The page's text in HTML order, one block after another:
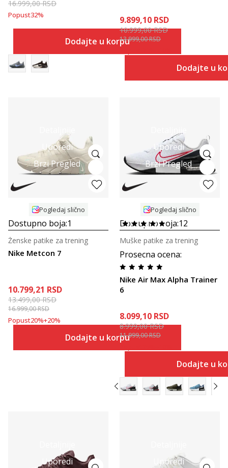
16.999,00RSD
Popust32%
Dodajte u korpu
9.899,10 RSD
10.999,00RSD
13.999,00RSD
Dodajte u
Uporedi
Brzi Pregled
Pogledaj slično
Dostupno boja:1
Nike Metcon 7
Ženske patike za trening
10.799,21 RSD
13.499,00RSD
16.999,00RSD
Popust20%+20%
Dodajte u korpu
Uporedi
Brzi Pregled
Pogledaj slično
Dostupno boja:12
Prosecna ocena:
Nike Air Max Alpha Trainer
6
Muške patike za trening
8.099,10 RSD
8.999,00RSD
11.999,00RSD
Dodajte u
Uporedi
Uporedi